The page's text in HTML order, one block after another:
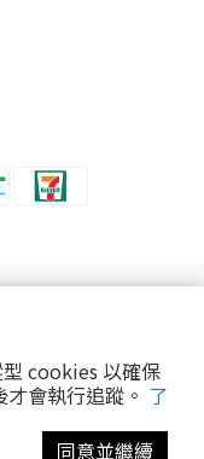
cookies 以確保
會執行追蹤。 了
同意並繼續